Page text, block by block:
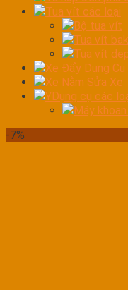
Tua vít các loại
Bộ tua vít
Tua vít
Tua vít
Xe Đẩy Dụng Cụ
Xe Nằm Sửa Xe
YDụng cụ các
Máy
-7%